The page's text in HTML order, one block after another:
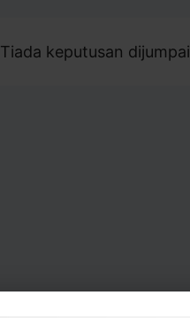
Tiada keputusan dijumpai